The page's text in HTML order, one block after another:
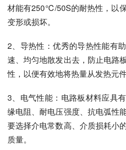
材能有250℃/50S的耐热性，以
变形或损坏。
2、导热性：优秀的导热性能有
速、均匀地散发出去，防止电路
性，以便有效地将热量从发热元
3、电气性能：电路板材料应具
缘电阻、耐电压强度、抗电弧性
要选择介电常数高、介质损耗小
质量。